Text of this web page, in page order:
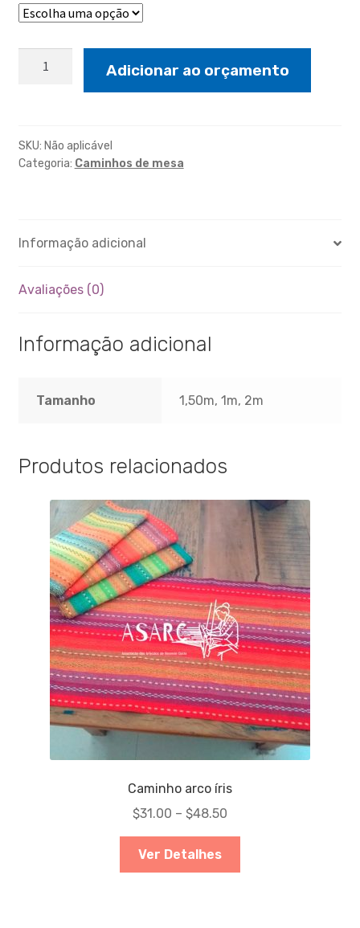
quantidade
Adicionar ao orçamento
SKU: Não aplicável
Categoria: Caminhos de mesa
Informação adicional
Avaliações (0)
Informação adicional
Tamanho 1,50m, 1m, 2m
Produtos relacionados
Caminho arco íris
$31.00 – $48.50
Ver Detalhes